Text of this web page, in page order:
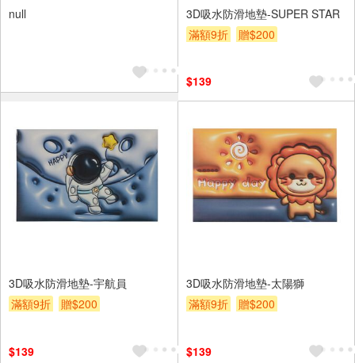
null
3D吸水防滑地墊-SUPER STAR
滿額9折
贈$200
$139
3D吸水防滑地墊-宇航員
滿額9折
贈$200
$139
3D吸水防滑地墊-太陽獅
滿額9折
贈$200
$139